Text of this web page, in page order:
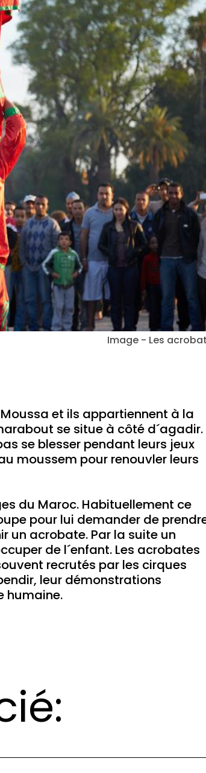
Image - Les
et ils appartiennent à la
se situe à côté d´agadir.
se blesser pendant leurs jeux
moussem pour renouvler leurs
du Maroc. Habituellement ce
pour lui demander de
un acrobate. Par la suite un
de l´enfant. Les acrobates
recrutés par les cirques
leur démonstrations
humaine.